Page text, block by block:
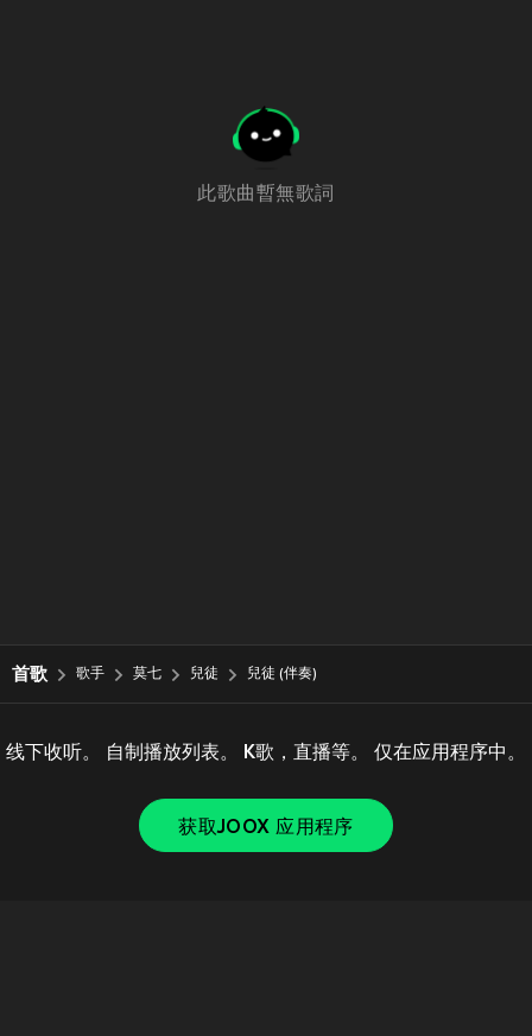
此歌曲暫無歌詞
首歌 歌手 莫七 兒徒 兒徒 (伴奏)
线下收听。 自制播放列表。 K歌，直播等。 仅在应用程序中。
获取JOOX 应用程序